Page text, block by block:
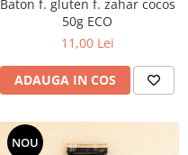
Baton f. gluten f. zahar cocos
50g ECO
11,00 Lei
ADAUGA IN COS
NOU